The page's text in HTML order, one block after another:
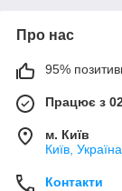
Про нас
95%
Працює з
м. Київ
Київ, Україна
Контакти